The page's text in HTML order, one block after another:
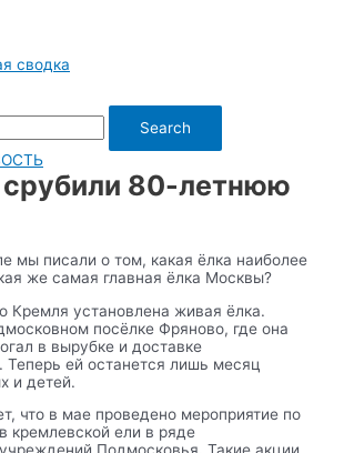
сводка
Search
80-летнюю
мы писали о том, какая ёлка наиболее
же самая главная ёлка Москвы?
Кремля установлена живая ёлка.
посёлке Фряново, где она
в вырубке и доставке
Теперь ей останется лишь месяц
и детей.
что в мае проведено мероприятие по
кремлевской ели в ряде